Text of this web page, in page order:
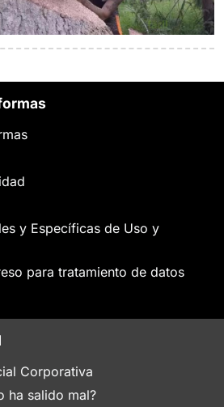
y Específicas de Uso y
para tratamiento de datos
Corporativa
ha salido mal?